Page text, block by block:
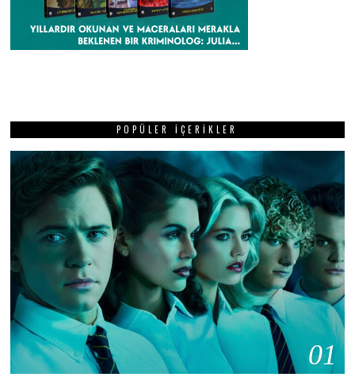
POPÜLER İÇERIKLER
01